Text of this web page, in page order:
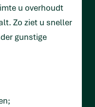
u overhoudt
Zo ziet u sneller
gunstige